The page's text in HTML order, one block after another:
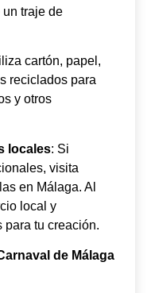
traje de
cartón, papel,
reciclados para
y otros
locales: Si
visita
en Málaga. Al
local y
para tu creación.
de Málaga